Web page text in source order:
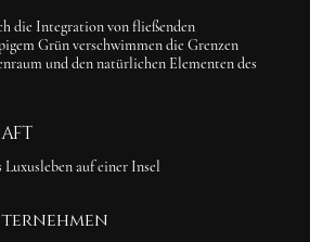
die Integration von fließenden
Grün verschwimmen die Grenzen
und den natürlichen Elementen des
auf einer Insel